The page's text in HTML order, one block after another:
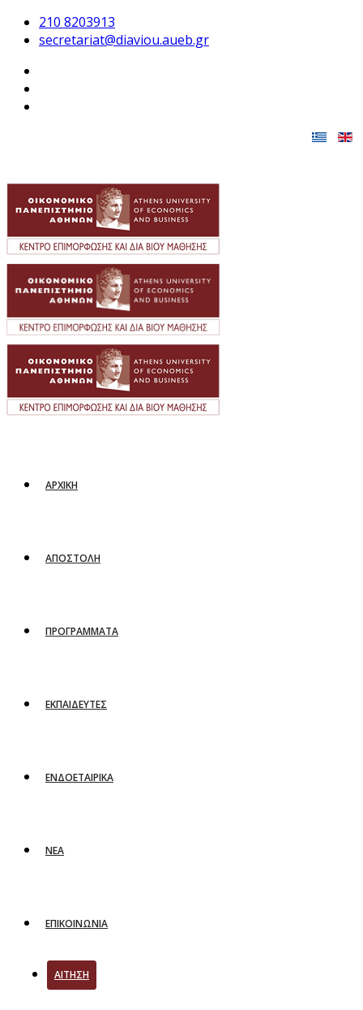
210 8203913
secretariat@diaviou.aueb.gr
ΑΡΧΙΚΗ
ΑΠΟΣΤΟΛΗ
ΠΡΟΓΡΑΜΜΑΤΑ
ΕΚΠΑΙΔΕΥΤΕΣ
ΕΝΔΟΕΤΑΙΡΙΚΑ
ΝΕΑ
ΕΠΙΚΟΙΝΩΝΙΑ
ΑΙΤΗΣΗ